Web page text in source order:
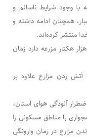
روش آتش زدن مزارع) در ۲ هفته گذشته با وجود شرایط ناسالم و
همچنان ادامه داشته و
منتشر کرده‌اند.
شرکت توسعه نیشکر و صنایع جانبی که هفت واحد نیشکری و بیش از ۱۰۰ هزار هکتار مزرعه دارد زمان
زدن مزارع علاوه بر
آلودگی هوای استان،
با مناطق مسکونی را
مزارع در زمان وارونگی